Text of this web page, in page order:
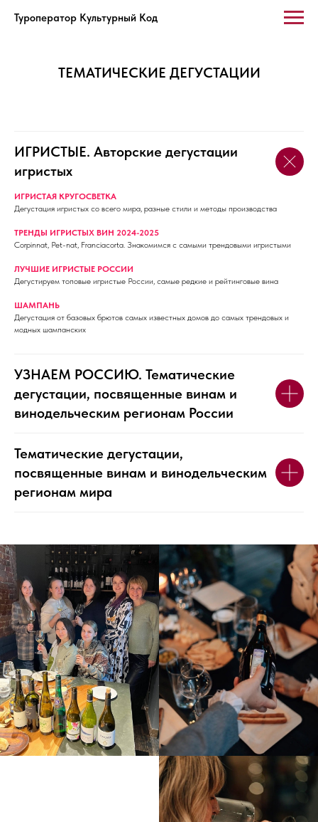
Туроператор Культурный Код
ТЕМАТИЧЕСКИЕ ДЕГУСТАЦИИ
ИГРИСТЫЕ. Авторские дегустации
игристых
ИГРИСТАЯ КРУГОСВЕТКА
Дегустация игристых со всего мира, разные стили и методы производства
ТРЕНДЫ ИГРИСТЫХ ВИН 2024-2025
Corpinnat, Pet-nat, Franciacorta. Знакомимся с самыми трендовыми игристыми
ЛУЧШИЕ ИГРИСТЫЕ РОССИИ
Дегустируем топовые игристые России, самые редкие и рейтинговые вина
ШАМПАНЬ
Дегустация от базовых брютов самых известных домов до самых трендовых и
модных шампанских
УЗНАЕМ РОССИЮ. Тематические
дегустации, посвященные винам и
винодельческим регионам России
Тематические дегустации,
посвященные винам и винодельческим
регионам мира